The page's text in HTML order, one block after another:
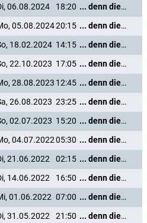
06.08.2024 18:20
... denn die Musik und die Liebe in Tirol
05.08.202420:15
... denn die Musik und die Liebe in Tirol
18.02.2024 14:15
... denn die Musik und die Liebe in Tirol
22.10.2023 17:05
... denn die Musik und die Liebe in Tirol
28.08.2023 12:45
... denn die Musik und die Liebe in Tirol
26.08.2023 23:25
... denn die Musik und die Liebe in Tirol
02.07.2023 15:20
... denn die Musik und die Liebe in Tirol
04.07.202205:30
... denn die Musik und die Liebe in Tirol
21.06.2022 02:15
... denn die Musik und die Liebe in Tirol
14.06.2022 16:50
... denn die Musik und die Liebe in Tirol
01.06.2022 07:00
... denn die Musik und die Liebe in Tirol
31.05.2022 21:50
... denn die Musik und die Liebe in Tirol